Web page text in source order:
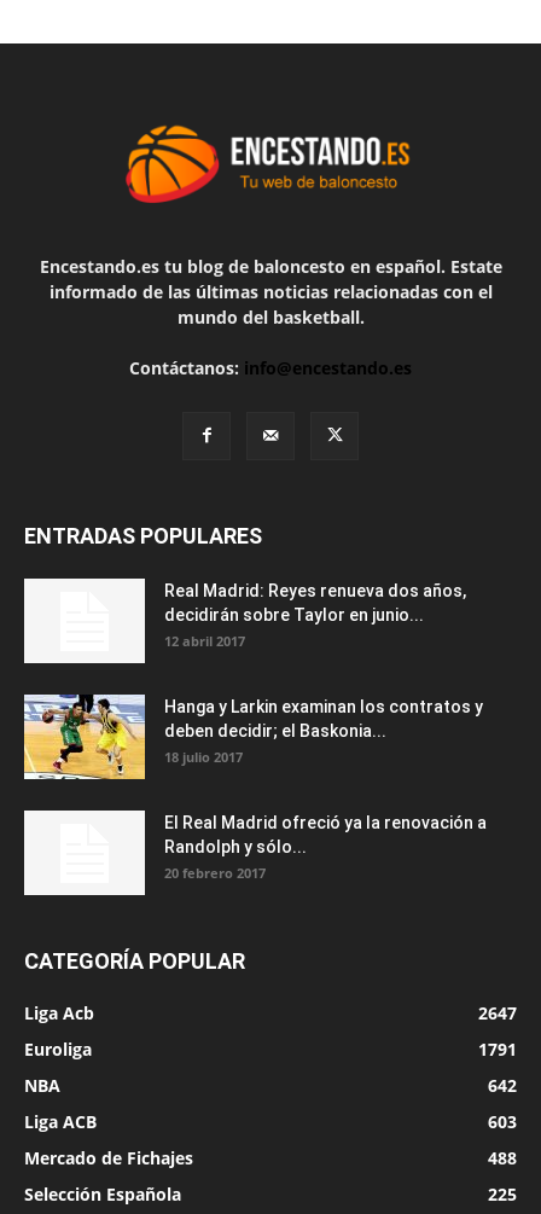
Encestando.es tu blog de baloncesto en español. Estate
informado de las últimas noticias relacionadas con el
mundo del basketball.
Contáctanos: info@encestando.es
ENTRADAS POPULARES
Real Madrid: Reyes renueva dos años,
decidirán sobre Taylor en junio...
12 abril 2017
Hanga y Larkin examinan los contratos y
deben decidir; el Baskonia...
18 julio 2017
El Real Madrid ofreció ya la renovación a
Randolph y sólo...
20 febrero 2017
CATEGORÍA POPULAR
Liga Acb
2647
Euroliga
1791
NBA
642
Liga ACB
603
Mercado de Fichajes
488
Selección Española
225